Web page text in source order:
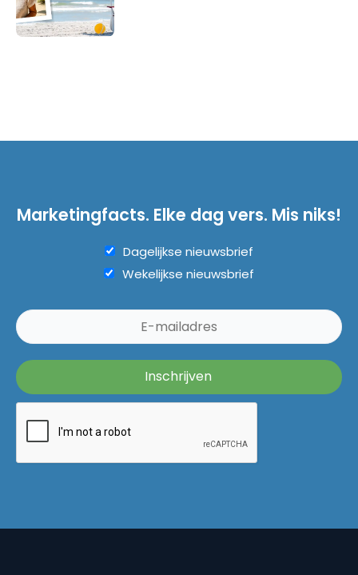
Marketingfacts. Elke dag vers. Mis niks!
Dagelijkse nieuwsbrief
Wekelijkse nieuwsbrief